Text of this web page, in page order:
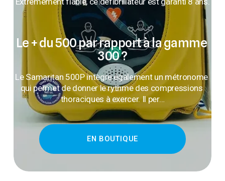
Le + du 500 par rapport à la gamme
300 ?
Le Samaritan 500P intègre également un métronome
qui permet de donner le rythme des compressions
thoraciques à exercer. Il per…
EN BOUTIQUE